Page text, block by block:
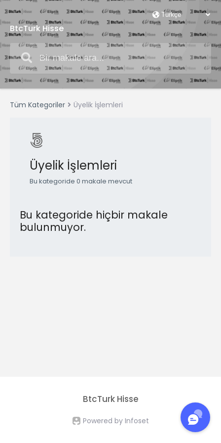
BtcTurk Hisse
Tüm Kategoriler Üyelik İşlemleri
Üyelik İşlemleri
Bu kategoride 0 makale mevcut
Bu kategoride hiçbir makale
bulunmuyor.
BtcTurk Hisse
Powered by Infoset